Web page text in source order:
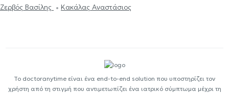
Ζερβός Βασίλης
Κακάλας Αναστάσιος
Το doctoranytime είναι ένα end-to-end solution που υποστηρίζει τον
χρήστη από τη στιγμή που αντιμετωπίζει ένα ιατρικό σύμπτωμα μέχρι τη